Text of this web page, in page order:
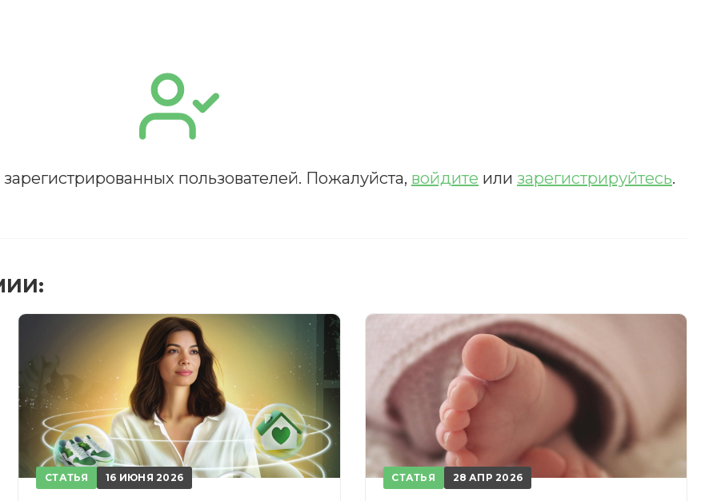
пользователей. Пожалуйста, войдите или зарегистрируйтесь.
СТАТЬЯ 16 ИЮНЯ 2026 СТАТЬЯ 28 АПР 2026
ИСКАТЬ
ПОЛУЧИТЬ
ПОЛУЧИТЬ ОТМЕНА